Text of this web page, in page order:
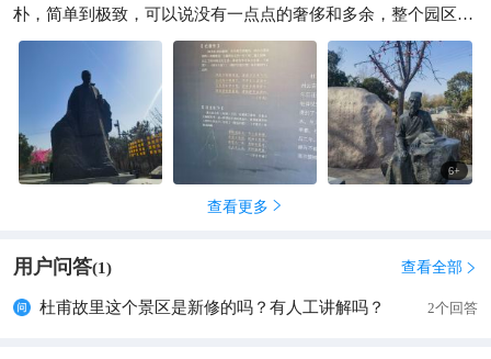
朴，简单到极致，可以说没有一点点的奢侈和多余，整个园区可
能游客比较少，所以也没有多余的资金去修整！这也符合杜甫一
6+
查看更多 
用户问答(1) 查看全部 
杜甫故里这个景区是新修的吗？有人工讲解吗？ 2个回答